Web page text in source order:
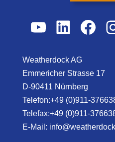
YouTube
Weatherdock AG
Emmericher Strasse 17
D-90411 Nürnberg
Telefon:+49 (0)911-
Telefax:+49 (0)911-
E-Mail: